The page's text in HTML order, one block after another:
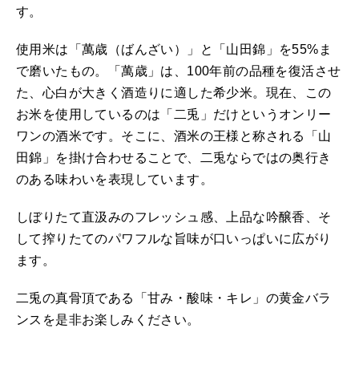
す。
使用米は「萬歳（ばんざい）」と「山田錦」を55%ま
で磨いたもの。「萬歳」は、100年前の品種を復活させ
た、心白が大きく酒造りに適した希少米。現在、この
お米を使用しているのは「二兎」だけというオンリー
ワンの酒米です。そこに、酒米の王様と称される「山
田錦」を掛け合わせることで、二兎ならではの奥行き
のある味わいを表現しています。
しぼりたて直汲みのフレッシュ感、上品な吟醸香、そ
して搾りたてのパワフルな旨味が口いっぱいに広がり
ます。
二兎の真骨頂である「甘み・酸味・キレ」の黄金バラ
ンスを是非お楽しみください。